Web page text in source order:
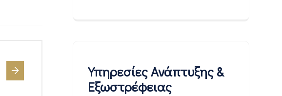
Υπηρεσίες Ανάπτυξης &
Εξωστρέφειας